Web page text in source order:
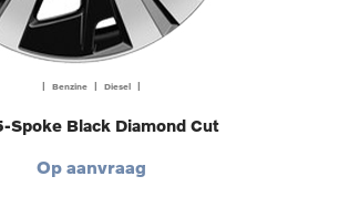
| Benzine | Diesel |
Spoke Black Diamond Cut
Op aanvraag